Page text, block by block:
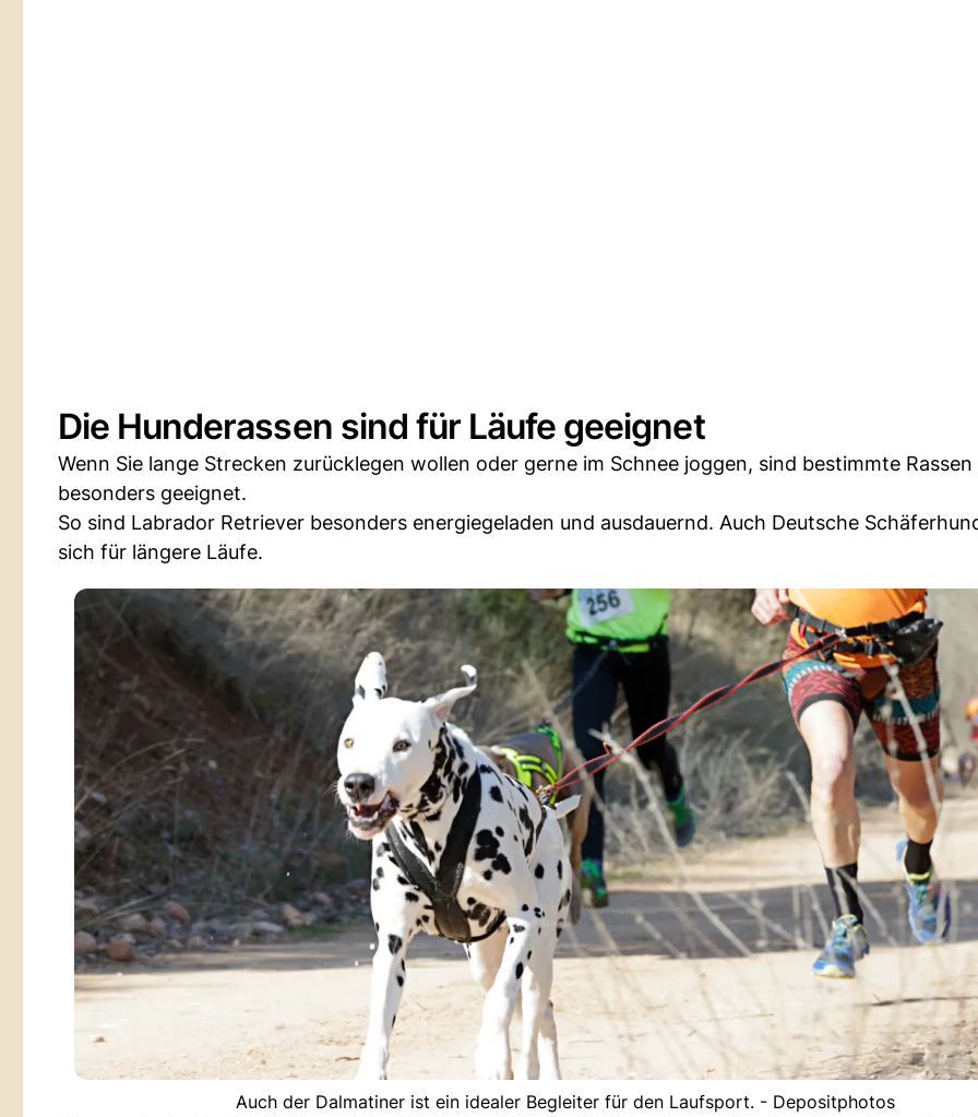
Die Hunderassen sind für Läufe geeignet
Wenn Sie lange Strecken zurücklegen wollen oder gerne im Schnee joggen, sind bestimmte Rassen
besonders geeignet.
So sind Labrador Retriever besonders energiegeladen und ausdauernd. Auch Deutsche
sich für längere Läufe.
Auch der Dalmatiner ist ein idealer Begleiter für den Laufsport. - Depositphotos